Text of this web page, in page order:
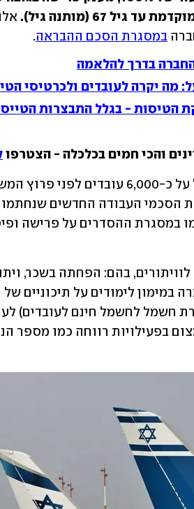
גיל 67 (מותנה גיל).
במסגרת הסכם ההבראה.
בדרך להלאמה
מה יקרה לעובדים ולכרטיסי
הטיסות - בגלל התבצרות
והכי חמים בכלכלה - הצטרפו